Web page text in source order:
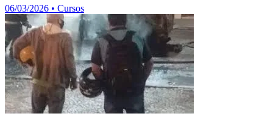
06/03/2026 • Cursos